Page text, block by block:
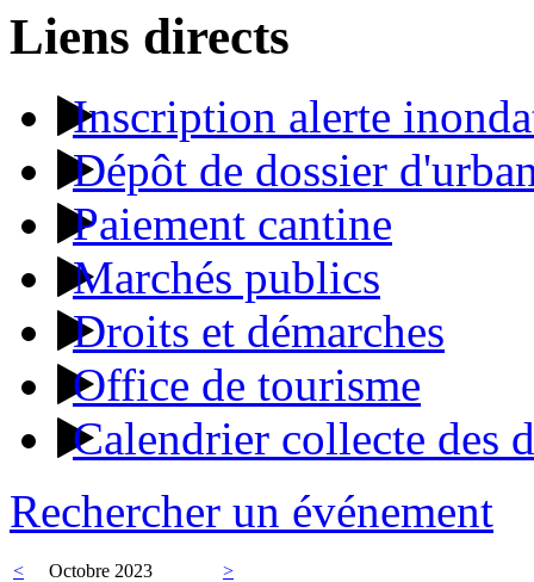
Liens directs
Inscription alerte
Dépôt de dossier
Paiement cantine
Marchés publics
Droits et démarches
Office de tourisme
Calendrier collecte des
Rechercher un événement
< Octobre 2023
>